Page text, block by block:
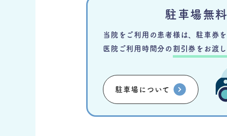
駐車場無料
当院をご利用の患者様は、駐車券を
医院ご利用時間分の 割引券をお渡し
駐車場について